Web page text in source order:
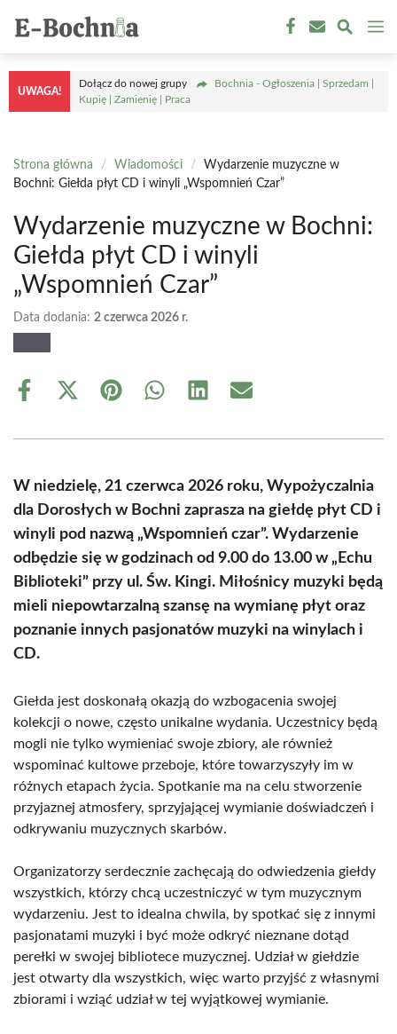
treści
UWAGA!
Dołącz do nowej grupy
Bochnia - Ogłoszenia | Sprzedam |
Kupię | Zamienię | Praca
Strona główna / Wiadomości /
Wydarzenie muzyczne w
Bochni: Giełda płyt CD i winyli „Wspomnień Czar”
Wydarzenie muzyczne w Bochni:
Giełda płyt CD i winyli
„Wspomnień Czar”
Data dodania: 2 czerwca 2026 r.
Share
Share
(Twitter)
Share Share Share Share
W niedzielę, 21 czerwca 2026 roku, Wypożyczalnia
dla Dorosłych w Bochni zaprasza na giełdę płyt CD i
winyli pod nazwą „Wspomnień czar”. Wydarzenie
odbędzie się w godzinach od 9.00 do 13.00 w „Echu
Biblioteki” przy ul. Św. Kingi. Miłośnicy muzyki będą
mieli niepowtarzalną szansę na wymianę płyt oraz
poznanie innych pasjonatów muzyki na winylach i
CD.
Giełda jest doskonałą okazją do wzbogacenia swojej
kolekcji o nowe, często unikalne wydania. Uczestnicy będą
mogli nie tylko wymieniać swoje zbiory, ale również
wspominać kultowe przeboje, które towarzyszyły im w
różnych etapach życia. Spotkanie ma na celu stworzenie
przyjaznej atmosfery, sprzyjającej wymianie doświadczeń i
odkrywaniu muzycznych skarbów.
Organizatorzy serdecznie zachęcają do odwiedzenia giełdy
wszystkich, którzy chcą uczestniczyć w tym muzycznym
wydarzeniu. Jest to idealna chwila, by spotkać się z innymi
pasjonatami muzyki i być może odkryć nieznane dotąd
perełki w swojej bibliotece muzycznej. Udział w giełdzie
jest otwarty dla wszystkich, więc warto przyjść z własnymi
zbiorami i wziąć udział w tej wyjątkowej wymianie.